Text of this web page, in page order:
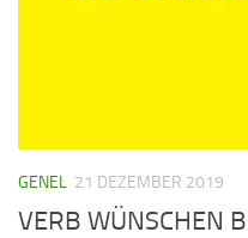
GENEL 21 DEZEMBER 2019
VERB WÜNSCHEN